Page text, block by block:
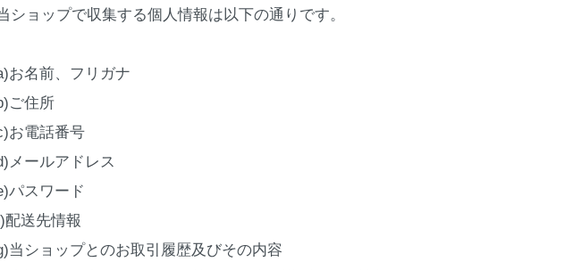
ショップで収集する個人情報は以下の通りです。
お名前、フリガナ
ご住所
お電話番号
メールアドレス
パスワード
配送先情報
当ショップとのお取引履歴及びその内容